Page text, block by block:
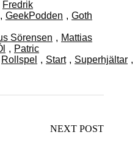
Fredrik
, GeekPodden , Goth
Sörensen , Mattias
, Patric
Rollspel , Start , Superhjältar ,
NEXT POST